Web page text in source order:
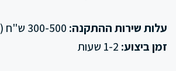
עלות שירות ההתקנה:
זמן ביצוע: